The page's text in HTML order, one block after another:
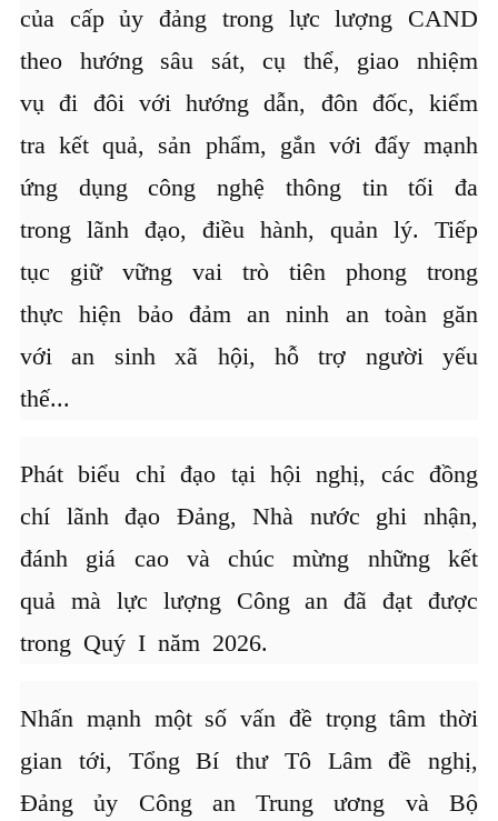
của cấp ủy đảng trong lực lượng CAND
theo hướng sâu sát, cụ thể, giao nhiệm
vụ đi đôi với hướng dẫn, đôn đốc, kiểm
tra kết quả, sản phẩm, gắn với đẩy mạnh
ứng dụng công nghệ thông tin tối đa
trong lãnh đạo, điều hành, quản lý. Tiếp
tục giữ vững vai trò tiên phong trong
thực hiện bảo đảm an ninh an toàn găn
với an sinh xã hội, hỗ trợ người yếu
thế...
Phát biểu chỉ đạo tại hội nghị, các đồng
chí lãnh đạo Đảng, Nhà nước ghi nhận,
đánh giá cao và chúc mừng những kết
quả mà lực lượng Công an đã đạt được
trong Quý I năm 2026.
Nhấn mạnh một số vấn đề trọng tâm thời
gian tới, Tổng Bí thư Tô Lâm đề nghị,
Đảng ủy Công an Trung ương và Bộ